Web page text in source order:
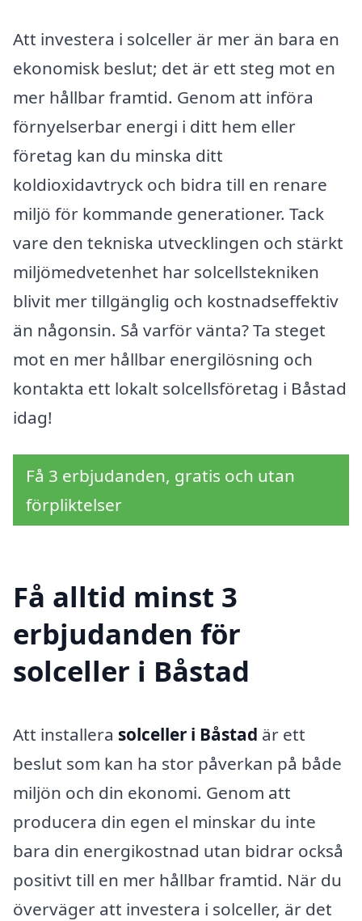
Att investera i solceller är mer än bara en
ekonomisk beslut; det är ett steg mot en
mer hållbar framtid. Genom att införa
förnyelserbar energi i ditt hem eller
företag kan du minska ditt
koldioxidavtryck och bidra till en renare
miljö för kommande generationer. Tack
vare den tekniska utvecklingen och stärkt
miljömedvetenhet har solcellstekniken
blivit mer tillgänglig och kostnadseffektiv
än någonsin. Så varför vänta? Ta steget
mot en mer hållbar energilösning och
kontakta ett lokalt solcellsföretag i Båstad
idag!
Få 3 erbjudanden, gratis och utan
förpliktelser
Få alltid minst 3
erbjudanden för
solceller i Båstad
Att installera solceller i Båstad är ett
beslut som kan ha stor påverkan på både
miljön och din ekonomi. Genom att
producera din egen el minskar du inte
bara din energikostnad utan bidrar också
positivt till en mer hållbar framtid. När du
överväger att investera i solceller, är det